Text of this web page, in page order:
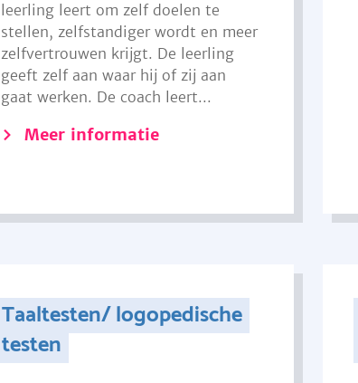
leerling leert om zelf doelen te
stellen, zelfstandiger wordt en meer
zelfvertrouwen krijgt. De leerling
geeft zelf aan waar hij of zij aan
gaat werken. De coach leert...
Meer informatie
Taaltesten/ logopedische
testen